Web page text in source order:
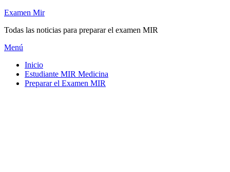
Saltar
contenido
Examen Mir
Todas las noticias para preparar el examen MIR
Menú
Inicio
Estudiante MIR Medicina
Preparar el Examen MIR